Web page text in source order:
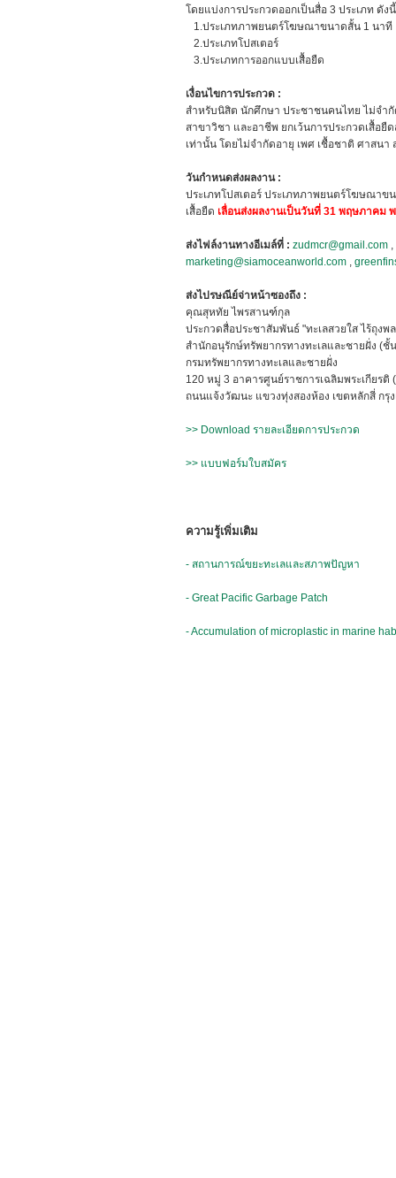
โดยแบ่งการประกวดออกเป็นสื่อ 3 ประเภท ดังนี้
1.ประเภทภาพยนตร์โฆษณาขนาดสั้น 1 นาที
2.ประเภทโปสเตอร์
3.ประเภทการออกแบบเสื้อยืด
เงื่อนไขการประกวด :
สำหรับนิสิต นักศึกษา ประชาชนคนไทย ไม่จำ
สาขาวิชา และอาชีพ ยกเว้นการประกวดเสื้อ
เท่านั้น โดยไม่จำกัดอายุ เพศ เชื้อชาติ ศาสนา
วันกำหนดส่งผลงาน :
ประเภทโปสเตอร์ ประเภทภาพยนตร์โฆษณาข
เสื้อยืด เลื่อนส่งผลงานเป็นวันที่ 31 พฤษภาคม
ส่งไฟล์งานทางอีเมล์ที่ : zudmcr@gmail.com ,
marketing@siamoceanworld.com ,
ส่งไปรษณีย์จ่าหน้าซองถึง :
คุณสุหทัย ไพรสานฑ์กุล
ประกวดสื่อประชาสัมพันธ์ "ทะเลสวยใส ไร้ถุงพ
สำนักอนุรักษ์ทรัพยากรทางทะเลและชายฝั่ง (ชั้
กรมทรัพยากรทางทะเลและชายฝั่ง
120 หมู่ 3 อาคารศูนย์ราชการเฉลิมพระเกียรติ
ถนนแจ้งวัฒนะ แขวงทุ่งสองห้อง เขตหลักสี่ กรุ
>> Download รายละเอียดการประกวด
>> แบบฟอร์มใบสมัคร
ความรู้เพิ่มเติม
- สถานการณ์ขยะทะเลและสภาพปัญหา
- Great Pacific Garbage Patch
- Accumulation of microplastic in marine